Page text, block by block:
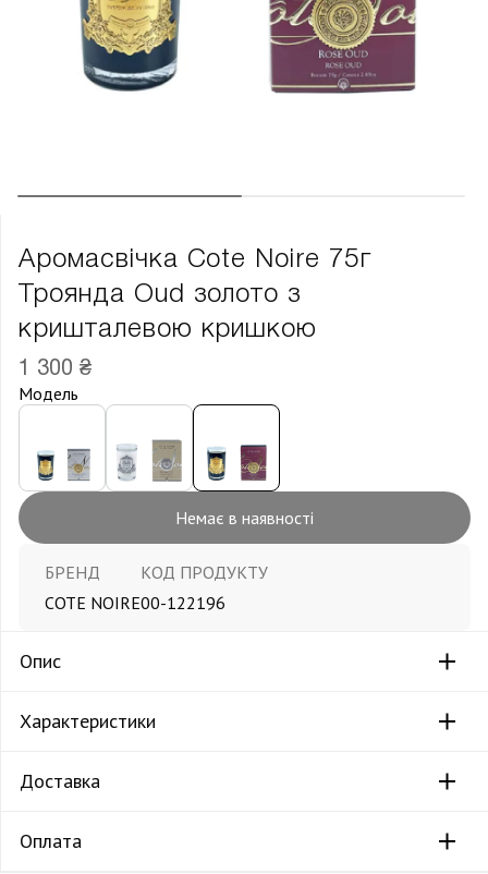
Аромасвічка Cote Noire 75г
Троянда Oud золото з
кришталевою кришкою
1 300 ₴
Модель
Немає в наявності
БРЕНД
COTE NOIRE
КОД ПРОДУКТУ
00-122196
Опис
Характеристики
Доставка
Оплата